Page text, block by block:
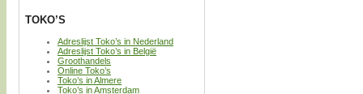
TOKO’S
Adreslijst Toko’s in Nederland
Adreslijst Toko’s in België
Groothandels
Online Toko’s
Toko’s in Almere
Toko’s in Amsterdam